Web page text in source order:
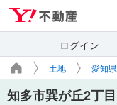
ログイン
土地 愛知県
知多市巽が丘2丁目